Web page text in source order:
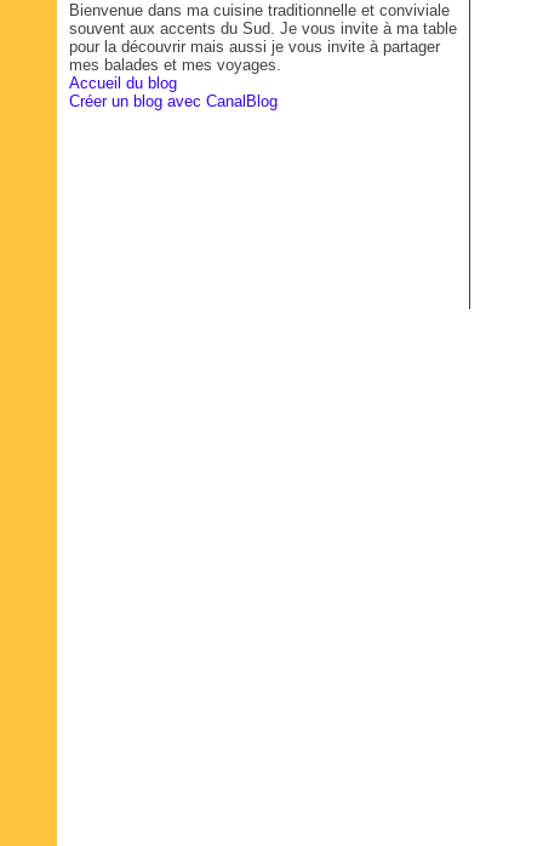
Bienvenue dans ma cuisine traditionnelle et conviviale
souvent aux accents du Sud. Je vous invite à ma table
pour la découvrir mais aussi je vous invite à partager
mes balades et mes voyages.
Accueil du blog
Créer un blog avec CanalBlog